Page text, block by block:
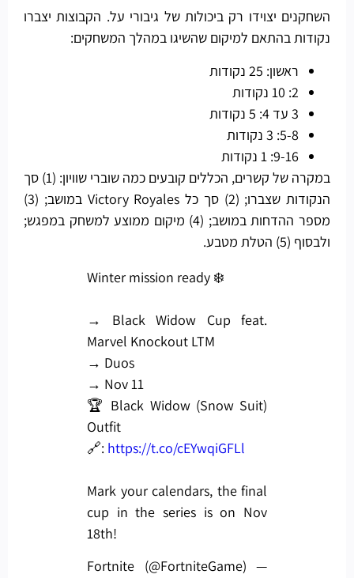
השחקנים יצוידו רק ביכולות של גיבורי על. הקבוצות יצברו
נקודות בהתאם למיקום שהשיגו במהלך המשחקים:
ראשון: 25 נקודות
2: 10 נקודות
3 עד 4: 5 נקודות
5-8: 3 נקודות
9-16: 1 נקודות
במקרה של קשרים, הכללים קובעים כמה שוברי שוויון: (1) סך
הנקודות שצברו; (2) סך כל Victory Royales במושב; (3)
מספר ההדחות במושב; (4) מיקום ממוצע למשחק במפגש;
ולבסוף (5) הטלת מטבע.
Winter mission ready ❄️
→ Black Widow Cup feat.
Marvel Knockout LTM
→ Duos
→ Nov 11
🏆 Black Widow (Snow Suit)
Outfit
🔗: https://t.co/cEYwqiGFLl
Mark your calendars, the final
cup in the series is on Nov
18th!
— Fortnite (@FortniteGame)